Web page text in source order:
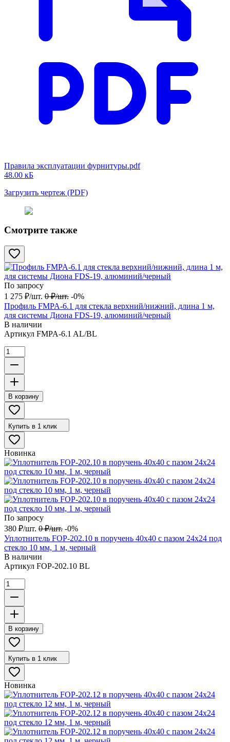
Правила эксплуатации фурнитуры.pdf
48.00 кБ
Загрузить чертеж (PDF)
Смотрите также
По запросу
1 275 ₽/шт. 0 ₽/шт. -0%
Профиль FMPA-6.1 для стекла верхний/нижний, длина 1 м,
для системы Диона FDS-19, алюминий/черный
В наличии
Артикул FMPA-6.1 AL/BL
В корзину
Купить в 1 клик
Новинка
По запросу
380 ₽/шт. 0 ₽/шт. -0%
Уплотнитель FOP-202.10 в поручень 40х40 с пазом 24х24 под
стекло 10 мм, 1 м, черный
В наличии
Артикул FOP-202.10 BL
В корзину
Купить в 1 клик
Новинка